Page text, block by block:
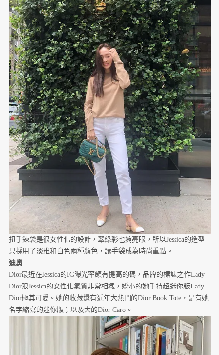
扭手鍊袋是很女性化的設計，翠綠彩也夠亮眼，所以Jessica的造型
只採用了淡雅和白色兩種顏色，讓手袋成為時尚重點。
迪奧
Dior最近在Jessica的IG曝光率頗有提高的碼，品牌的標誌之作Lady
Dior跟Jessica的女性化氣質非常相襯，嬌小的她手持超迷你版Lady
Dior極其可愛。她的收藏還有近年大熱門的Dior Book Tote，是有她
名字縮寫的迷你版；以及大的Dior Caro。